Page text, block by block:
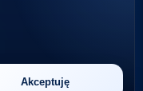
zastrzeżone.
Akceptuję